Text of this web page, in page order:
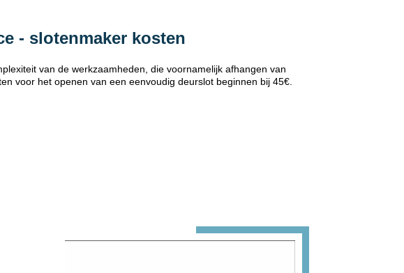
- slotenmaker kosten
van de werkzaamheden, die voornamelijk afhangen van
voor het openen van een eenvoudig deurslot beginnen bij 45€.